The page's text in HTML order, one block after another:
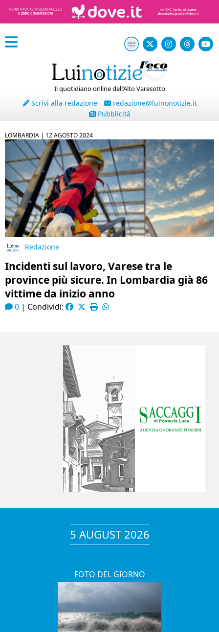
Il quotidiano online dell’Alto Varesotto
Scrivi alla redazione
redazione@luinonotizie.it
Pubblicità
LOMBARDIA | 12 AGOSTO 2024
Redazione
Incidenti sul lavoro, Varese tra le
province più sicure. In Lombardia già 86
vittime da inizio anno
0 | Condividi:
5 AUGUST 2026
FOTO DEL GIORNO